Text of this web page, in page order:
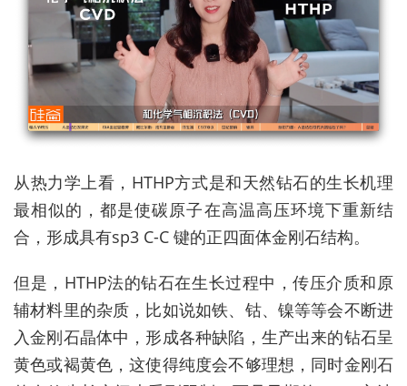
从热力学上看，HTHP方式是和天然钻石的生长机理
最相似的，都是使碳原子在高温高压环境下重新结
合，形成具有sp3 C-C 键的正四面体金刚石结构。
但是，HTHP法的钻石在生长过程中，传压介质和原
辅材料里的杂质，比如说如铁、钴、镍等等会不断进
入金刚石晶体中，形成各种缺陷，生产出来的钻石呈
黄色或褐黄色，这使得纯度会不够理想，同时金刚石